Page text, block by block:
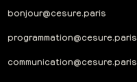
bonjour@cesure.paris
programmation@cesure.paris
communication@cesure.paris